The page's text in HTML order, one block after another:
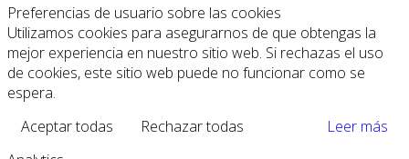
Preferencias de usuario sobre las cookies
Utilizamos cookies para asegurarnos de que obtengas la
mejor experiencia en nuestro sitio web. Si rechazas el uso
de cookies, este sitio web puede no funcionar como se
espera.
Aceptar todas
Rechazar todas
Leer más